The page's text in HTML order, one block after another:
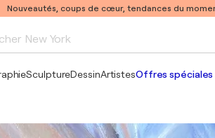
Nouveautés, coups de cœur, tendances du
New York
Pablo Picasso
SculptureDessinArtistesOffres spéciales